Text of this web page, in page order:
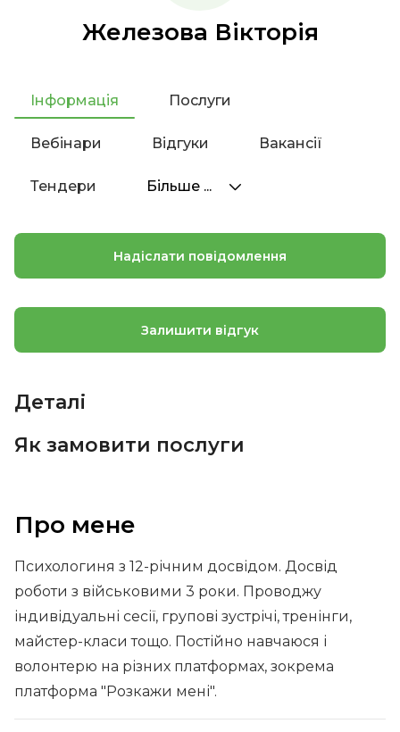
Железова Вікторія
Інформація Послуги
Вебінари Відгуки Вакансії
Тендери Більше ...
Про мене
Психологиня з 12-річним досвідом. Досвід
роботи з військовими 3 роки. Проводжу
індивідуальні сесії, групові зустрічі, тренінги,
майстер-класи тощо. Постійно навчаюся і
волонтерю на різних платформах, зокрема
платформа "Розкажи мені".
Надіслати повідомлення
Залишити відгук
Деталі
Як замовити послуги